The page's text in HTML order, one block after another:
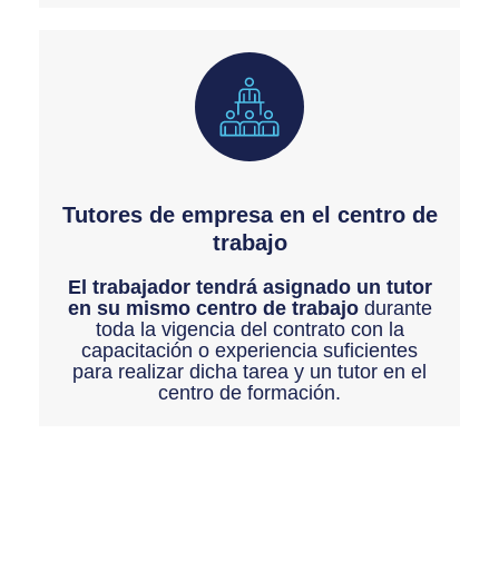
Tutores de empresa en el centro de
trabajo
El trabajador tendrá asignado un tutor
en su mismo centro de trabajodurante
toda la vigencia del contrato con la
capacitación o experiencia suficientes
para realizar dicha tarea y un tutor en el
centro de formación.